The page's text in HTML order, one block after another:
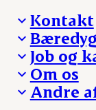
Kontakt
Besøg
Presse og
Reklamationer
Øvrige
Fra jord til
Hverdagen
Ansvarlighed
Job og
Arbejd med os
Ledige
Om os
Hvem er vi
Andre